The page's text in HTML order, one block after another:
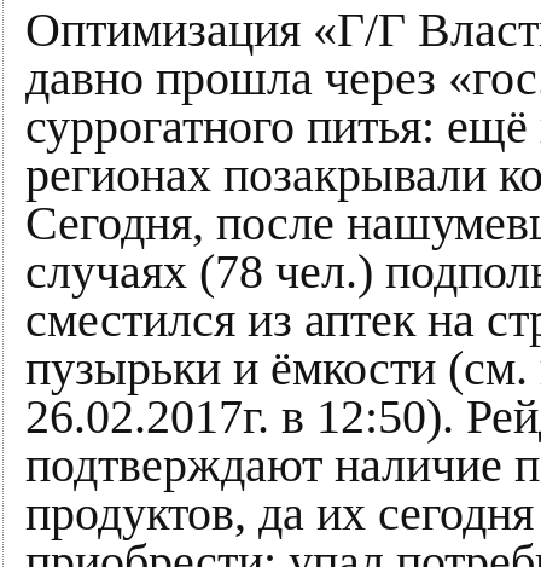
Оптимизация «Г/Г
давно прошла через
суррогатного питья:
регионах позакрывали
Сегодня, после
случаях (78 чел.)
сместился из аптек на
пузырьки и ёмкости (см.
26.02.2017г. в 12:50).
подтверждают наличие
продуктов, да их